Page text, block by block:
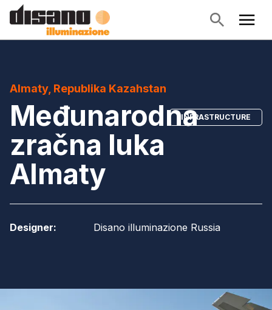
Almaty, Republika Kazahstan
Međunarodna
zračna luka
Almaty
INFRASTRUCTURE
Designer: Disano illuminazione Russia